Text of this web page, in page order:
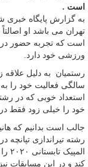
است .
تهران می باشد او
است که تجربه حضور در
ورزشی خود دارد.
سالگی فعالیت خود را
استعداد خوبی که در
خود را خیلی زود فقط در سن ۱۴ سالگی از
جالب است بدانیم که
رشته تیراندازی
کند و در این مسابقات